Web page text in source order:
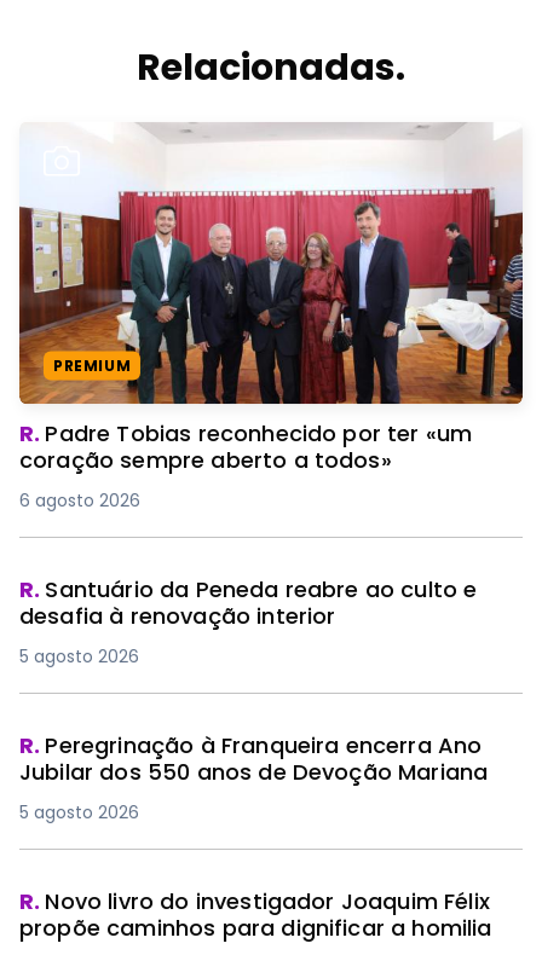
Relacionadas.
PREMIUM
R. Padre Tobias reconhecido por ter «um
coração sempre aberto a todos»
6 agosto 2026
R. Santuário da Peneda reabre ao culto e
desafia à renovação interior
5 agosto 2026
R. Peregrinação à Franqueira encerra Ano
Jubilar dos 550 anos de Devoção Mariana
5 agosto 2026
R. Novo livro do investigador Joaquim Félix
propõe caminhos para dignificar a homilia